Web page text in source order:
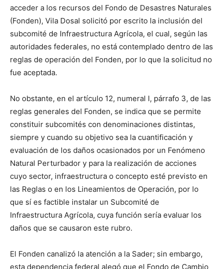
acceder a los recursos del Fondo de Desastres Naturales
(Fonden), Vila Dosal solicitó por escrito la inclusión del
subcomité de Infraestructura Agrícola, el cual, según las
autoridades federales, no está contemplado dentro de las
reglas de operación del Fonden, por lo que la solicitud no
fue aceptada.
No obstante, en el artículo 12, numeral I, párrafo 3, de las
reglas generales del Fonden, se indica que se permite
constituir subcomités con denominaciones distintas,
siempre y cuando su objetivo sea la cuantificación y
evaluación de los daños ocasionados por un Fenómeno
Natural Perturbador y para la realización de acciones
cuyo sector, infraestructura o concepto esté previsto en
las Reglas o en los Lineamientos de Operación, por lo
que sí es factible instalar un Subcomité de
Infraestructura Agrícola, cuya función sería evaluar los
daños que se causaron este rubro.
El Fonden canalizó la atención a la Sader; sin embargo,
esta dependencia federal alegó que el Fondo de Cambio